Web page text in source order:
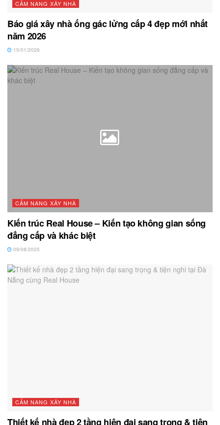
CẨM NANG XÂY NHÀ
Báo giá xây nhà ống gác lửng cấp 4 đẹp mới nhất
năm 2026
15/01/2026
CẨM NANG XÂY NHÀ
Kiến trúc Real House – Kiến tạo không gian sống
đẳng cấp và khác biệt
09/08/2025
CẨM NANG XÂY NHÀ
Thiết kế nhà đẹp 2 tầng hiện đại sang trọng & tiện